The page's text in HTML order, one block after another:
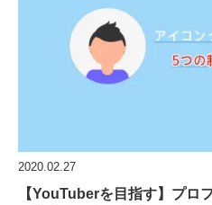
2020.02.27
【YouTuberを目指す】プロ